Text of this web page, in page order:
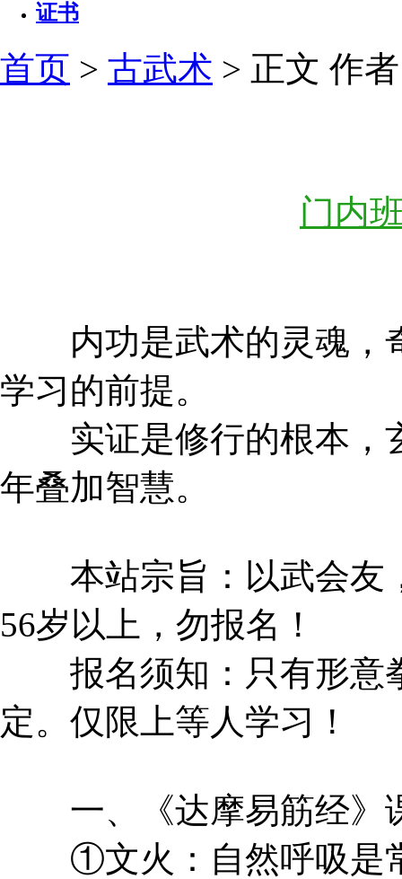
证书
首页 > 古武术 > 正文 作
门内
内功是武术的灵魂，
学习的前提。
实证是修行的根本，
年叠加智慧。
本站宗旨：以武会友，
56岁以上，勿报名！
报名须知：只有形意
定。仅限上等人学习！
一、《达摩易筋经》
①文火：自然呼吸是常